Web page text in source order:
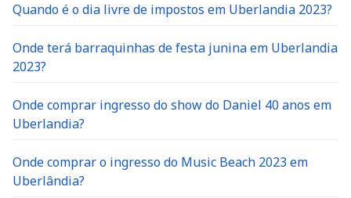
Quando é o dia livre de impostos em Uberlandia 2023?
Onde terá barraquinhas de festa junina em Uberlandia
2023?
Onde comprar ingresso do show do Daniel 40 anos em
Uberlandia?
Onde comprar o ingresso do Music Beach 2023 em
Uberlândia?